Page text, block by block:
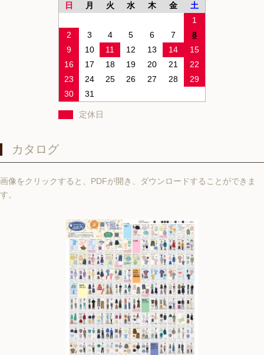
日
月 火 水 木 金
土
1
2
3 4 5 6 7
8
9
10 11 12 13 14
15
16
17 18 19 20 21
22
23
24 25 26 27 28
29
30
31
定休日
カタログ
画像をクリックすると、PDFが開き、ダウンロードすることができま
す。